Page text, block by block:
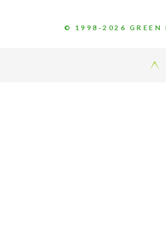
© 1998-2026 GREEN